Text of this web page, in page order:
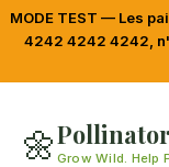
MODE TEST — Les
4242 4242 4242,
🌼 Grow Wild. Help